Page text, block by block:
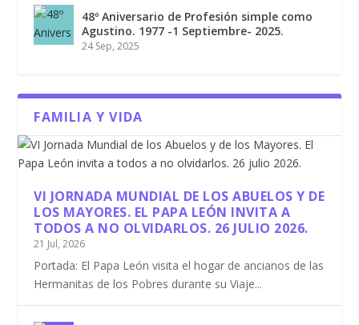
48º Aniversario de Profesión simple como
Agustino. 1977 -1 Septiembre- 2025.
24 Sep, 2025
FAMILIA Y VIDA
VI JORNADA MUNDIAL DE LOS ABUELOS Y DE
LOS MAYORES. EL PAPA LEÓN INVITA A
TODOS A NO OLVIDARLOS. 26 JULIO 2026.
21 Jul, 2026
Portada: El Papa León visita el hogar de ancianos de las
Hermanitas de los Pobres durante su Viaje...